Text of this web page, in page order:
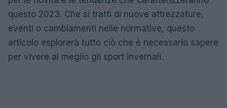
questo 2023. Che si tratti di nuove attrezzature,
eventi o cambiamenti nelle normative, questo
articolo esplorerà tutto ciò che è necessario sapere
per vivere al meglio gli sport invernali.